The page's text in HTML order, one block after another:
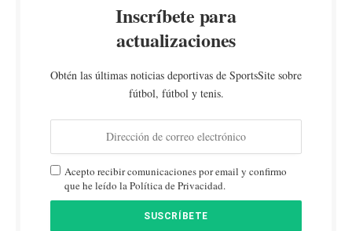
Inscríbete para
actualizaciones
Obtén las últimas noticias deportivas de SportsSite sobre
fútbol, fútbol y tenis.
Acepto recibir comunicaciones por email y confirmo
que he leído la Política de Privacidad.